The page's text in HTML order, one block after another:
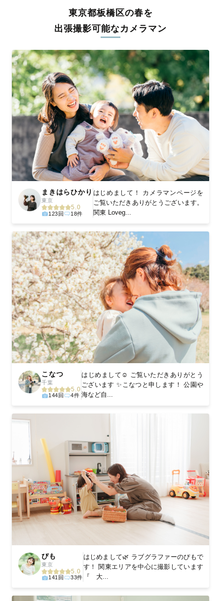
料金は全国どこでも一律。わかりやすく安心の価格設定です。オ
リジナルの研修と厳正な審査に合格し、撮影技術やホスピタリテ
ィを身につけたプロのカメラマンが全国47都道府県に在籍してい
験をお届けします。
丁寧なレタッチで思い出を美しく仕上げます
撮影後は、独自の編集技術で写真の明るさや色合いを丁寧に調
整。自然な雰囲気を残しつつも、おしゃれで洗練された仕上がり
に。きっと「こんな写真を撮ってほしかった！」と思える一枚に
出会えます。まずは、ラブグラフの撮影事例をご覧ください。
東京都板橋区の春を
出張撮影可能なカメラマン
まきはらひかり
東京
5.0
123回 18件
はじめまして！ カメラマンページを
ご覧いただきありがとうございます。
関東 Loveg...
こなつ
千葉
5.0
144回 4件
はじめまして☺ ご覧いただきありがとう
ございます ✨こなつと申します！ 公園や
海など自...
ぴも
東京
5.0
141回 33件
はじめまして🌿 ラブグラファーのぴもで
す！ 関東エリアを中心に撮影しています
『 大...